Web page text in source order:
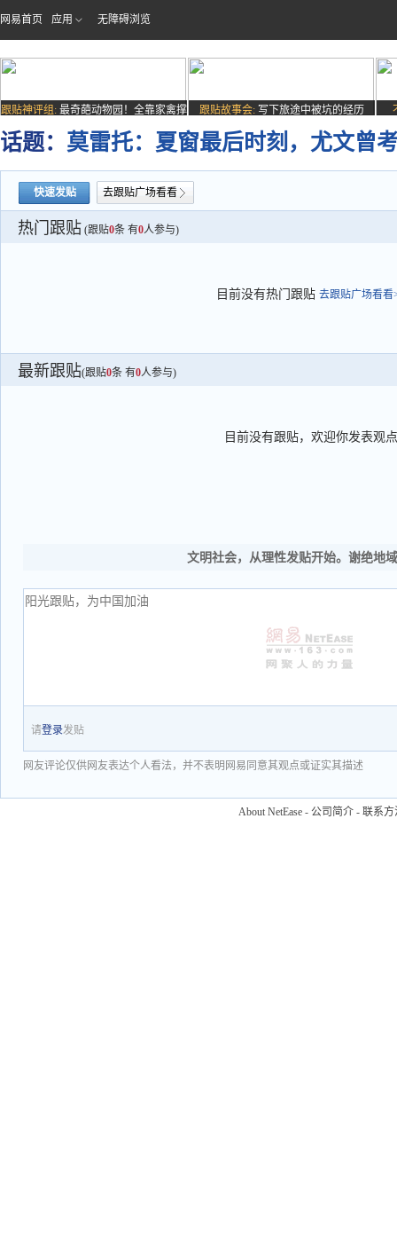
网易首页 应用 无障碍浏览
跟贴神评组: 最奇葩动物园！全靠家禽撑
场子
跟贴故事会: 写下旅途中被坑的经历
话题： 莫雷托：夏窗最后时刻，尤文曾
快速发贴 去跟贴广场看看
热门跟贴 (跟贴0条 有0人参与)
目前没有热门跟贴 去跟贴广场看看
最新跟贴(跟贴0条 有0人参与)
目前没有跟贴，欢迎你发表观点
文明社会，从理性发贴开始。谢绝地
请登录发贴
网友评论仅供网友表达个人看法，并不表明网易同意其观点或证实其描述
About NetEase - 公司简介 - 联系方